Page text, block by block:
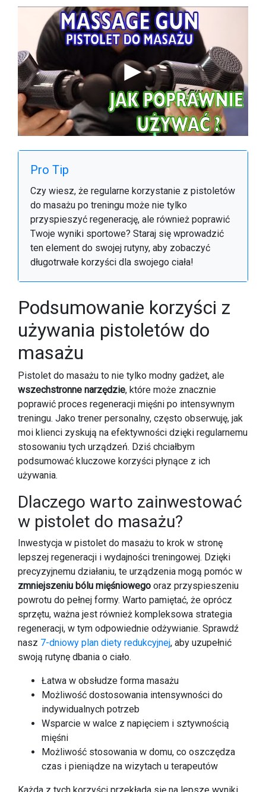
Pro Tip
Czy wiesz, że regularne korzystanie z pistoletów
do masażu po treningu może nie tylko
przyspieszyć regenerację, ale również poprawić
Twoje wyniki sportowe? Staraj się wprowadzić
ten element do swojej rutyny, aby zobaczyć
długotrwałe korzyści dla swojego ciała!
Podsumowanie korzyści z
używania pistoletów do
masażu
Pistolet do masażu to nie tylko modny gadżet, ale
wszechstronne narzędzie, które może znacznie
poprawić proces regeneracji mięśni po intensywnym
treningu. Jako trener personalny, często obserwuję, jak
moi klienci zyskują na efektywności dzięki regularnemu
stosowaniu tych urządzeń. Dziś chciałbym
podsumować kluczowe korzyści płynące z ich
używania.
Dlaczego warto zainwestować
w pistolet do masażu?
Inwestycja w pistolet do masażu to krok w stronę
lepszej regeneracji i wydajności treningowej. Dzięki
precyzyjnemu działaniu, te urządzenia mogą pomóc w
zmniejszeniu bólu mięśniowego oraz przyspieszeniu
powrotu do pełnej formy. Warto pamiętać, że oprócz
sprzętu, ważna jest również kompleksowa strategia
regeneracji, w tym odpowiednie odżywianie. Sprawdź
nasz 7-dniowy plan diety redukcyjnej, aby uzupełnić
swoją rutynę dbania o ciało.
Łatwa w obsłudze forma masażu
Możliwość dostosowania intensywności do
indywidualnych potrzeb
Wsparcie w walce z napięciem i sztywnością
mięśni
Możliwość stosowania w domu, co oszczędza
czas i pieniądze na wizytach u terapeutów